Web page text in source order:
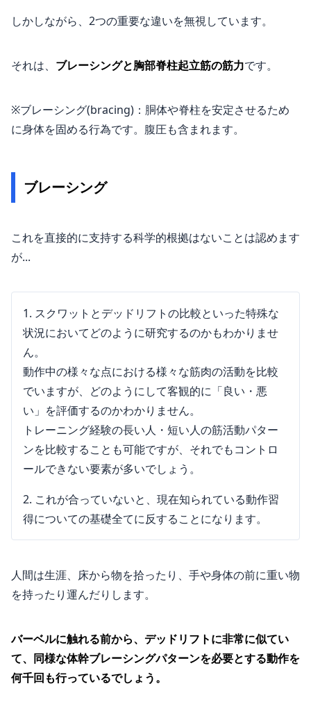
しかしながら、2つの重要な違いを無視しています。
それは、 ブレーシングと胸部脊柱起立筋の筋力です。
※ブレーシング(bracing)：胴体や脊柱を安定させるため
に身体を固める行為です。腹圧も含まれます。
ブレーシング
これを直接的に支持する科学的根拠はないことは認めます
が...
スクワットとデッドリフトの比較といった特殊な
状況においてどのように研究するのかもわかりませ
ん。
動作中の様々な点における様々な筋肉の活動を比較
でいますが、どのようにして客観的に「良い・悪
い」を評価するのかわかりません。
トレーニング経験の長い人・短い人の筋活動パター
ンを比較することも可能ですが、それでもコントロ
ールできない要素が多いでしょう。
これが合っていないと、現在知られている動作習
得についての基礎全てに反することになります。
人間は生涯、床から物を拾ったり、手や身体の前に重い物
を持ったり運んだりします。
バーベルに触れる前から、デッドリフトに非常に似てい
て、同様な体幹ブレーシングパターンを必要とする動作を
何千回も行っているでしょう。